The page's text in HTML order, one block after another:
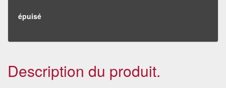
épuisé
Description du produit.